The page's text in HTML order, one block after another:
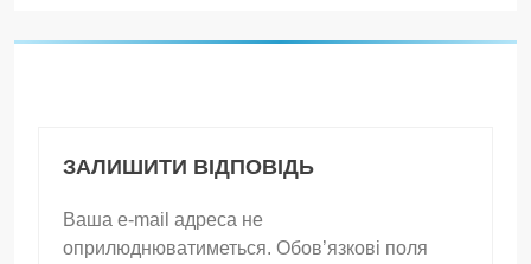
ЗАЛИШИТИ ВІДПОВІДЬ
Ваша e-mail адреса не
оприлюднюватиметься. Обов’язкові поля